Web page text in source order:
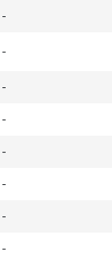
-
-
-
-
-
-
-
-